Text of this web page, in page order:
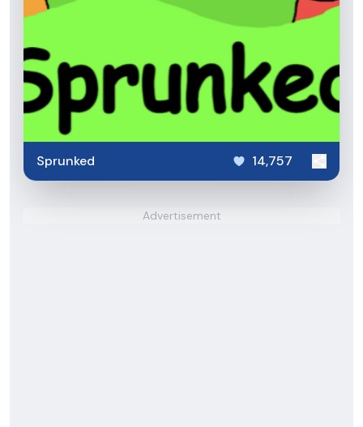
Sprunked 14,757
Advertisement